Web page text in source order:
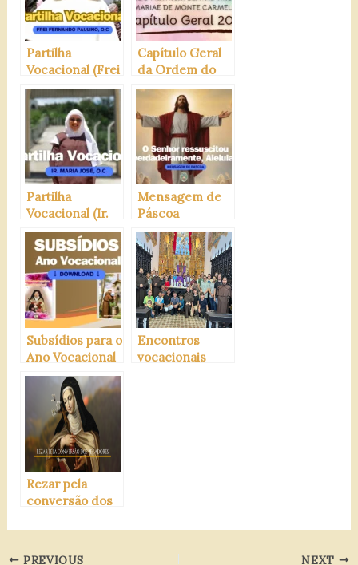
Partilha
Vocacional (Frei
Fernando
Paulino,O.C)
Capítulo Geral
da Ordem do
Carmo 2025
Partilha
Vocacional (Ir.
Maria José, O.C)
Mensagem de
Páscoa
Subsídios para o
Ano Vocacional
Carmelita
Encontros
vocacionais
Rezar pela
conversão dos
PREVIOUS NEXT